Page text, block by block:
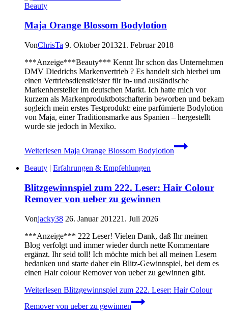
Beauty
Maja Orange Blossom Bodylotion
VonChrisTa 9. Oktober 201321. Februar 2018
***Anzeige***Beauty*** Kennt Ihr schon das Unternehmen
DMV Diedrichs Markenvertrieb ? Es handelt sich hierbei um
einen Vertriebsdienstleister für in- und ausländische
Markenhersteller im deutschen Markt. Ich hatte mich vor
kurzem als Markenproduktbotschafterin beworben und bekam
sogleich mein erstes Testprodukt: eine parfümierte Bodylotion
von Maja, einer Traditionsmarke aus Spanien – hergestellt
wurde sie jedoch in Mexiko.
Weiterlesen Maja Orange Blossom Bodylotion
Beauty | Erfahrungen & Empfehlungen
Blitzgewinnspiel zum 222. Leser: Hair Colour
Remover von ueber zu gewinnen
Vonjacky38 26. Januar 201221. Juli 2026
***Anzeige*** 222 Leser! Vielen Dank, daß Ihr meinen
Blog verfolgt und immer wieder durch nette Kommentare
ergänzt. Ihr seid toll! Ich möchte mich bei all meinen Lesern
bedanken und starte daher ein Blitz-Gewinnspiel, bei dem es
einen Hair colour Remover von ueber zu gewinnen gibt.
Weiterlesen Blitzgewinnspiel zum 222. Leser: Hair Colour
Remover von ueber zu gewinnen